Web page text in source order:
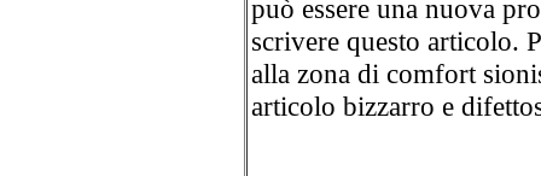
può essere una nuova
scrivere questo articolo.
alla zona di comfort
articolo bizzarro e